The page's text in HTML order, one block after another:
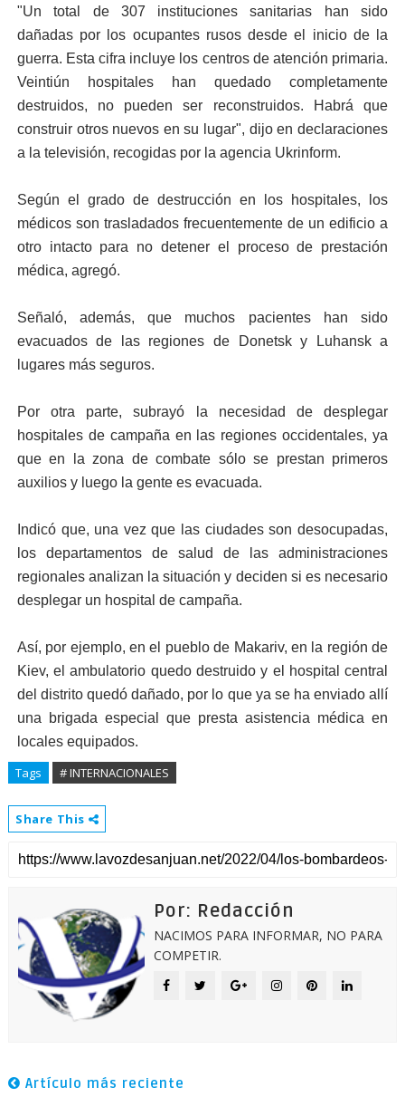
"Un total de 307 instituciones sanitarias han sido
dañadas por los ocupantes rusos desde el inicio de la
guerra. Esta cifra incluye los centros de atención primaria.
Veintiún hospitales han quedado completamente
destruidos, no pueden ser reconstruidos. Habrá que
construir otros nuevos en su lugar", dijo en declaraciones
a la televisión, recogidas por la agencia Ukrinform.
Según el grado de destrucción en los hospitales, los
médicos son trasladados frecuentemente de un edificio a
otro intacto para no detener el proceso de prestación
médica, agregó.
Señaló, además, que muchos pacientes han sido
evacuados de las regiones de Donetsk y Luhansk a
lugares más seguros.
Por otra parte, subrayó la necesidad de desplegar
hospitales de campaña en las regiones occidentales, ya
que en la zona de combate sólo se prestan primeros
auxilios y luego la gente es evacuada.
Indicó que, una vez que las ciudades son desocupadas,
los departamentos de salud de las administraciones
regionales analizan la situación y deciden si es necesario
desplegar un hospital de campaña.
Así, por ejemplo, en el pueblo de Makariv, en la región de
Kiev, el ambulatorio quedo destruido y el hospital central
del distrito quedó dañado, por lo que ya se ha enviado allí
una brigada especial que presta asistencia médica en
locales equipados.
Tags # INTERNACIONALES
Share This
Por: Redacción
NACIMOS PARA INFORMAR, NO PARA
COMPETIR.
Artículo más reciente